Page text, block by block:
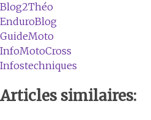
Blog2Théo
EnduroBlog
GuideMoto
InfoMotoCross
Infostechniques
Articles similaires: